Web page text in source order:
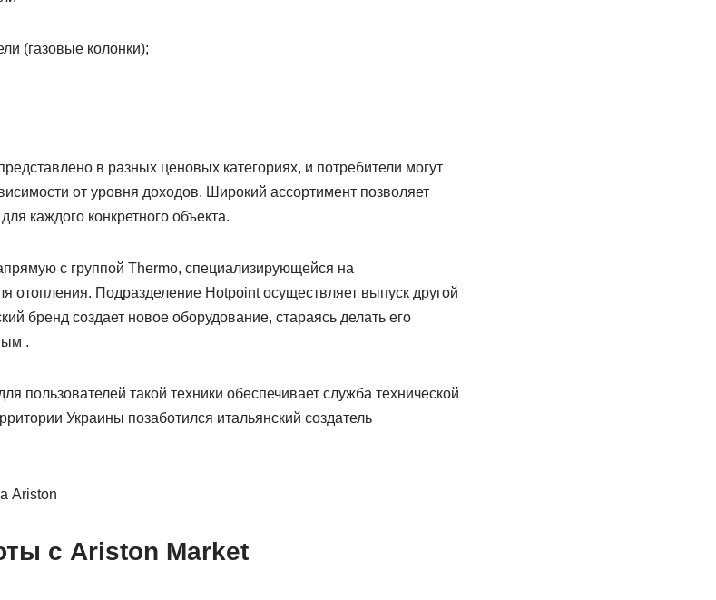
(газовые колонки);
в разных ценовых категориях, и потребители могут
от уровня доходов. Широкий ассортимент позволяет
каждого конкретного объекта.
с группой Thermo, специализирующейся на
отопления. Подразделение Hotpoint осуществляет выпуск другой
бренд создает новое оборудование, стараясь делать его
.
пользователей такой техники обеспечивает служба технической
Украины позаботился итальянский создатель
с Ariston Market